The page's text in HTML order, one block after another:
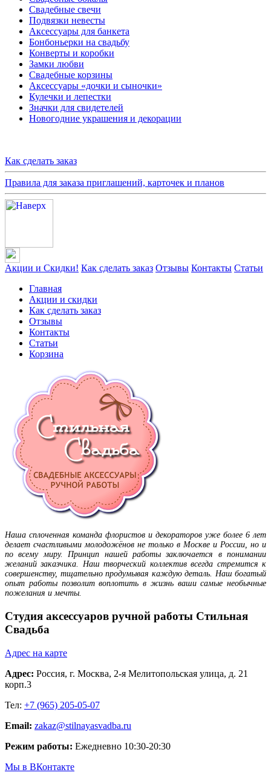
Свадебные свечи
Подвязки невесты
Аксессуары для банкета
Бонбоньерки на свадьбу
Конверты и коробки
Замки любви
Свадебные корзины
Аксессуары «дочки и сыночки»
Кулечки и лепестки
Значки для свидетелей
Новогодние украшения и декорации
Как сделать заказ
Правила для заказа приглашений, карточек и планов
Акции и Скидки! Как сделать заказ Отзывы Контакты Статьи
Главная
Акции и скидки
Как сделать заказ
Отзывы
Контакты
Статьи
Корзина
Наша сплоченная команда флористов и декораторов уже более 6 лет
делает счастливыми молодожёнов не только в Москве и России, но и
по всему миру. Принцип нашей работы заключается в понимании
желаний заказчика. Наш творческий коллектив всегда стремится к
совершенству, тщательно продумывая каждую деталь. Наш богатый
опыт работы позволит воплотить в жизнь ваши самые необычные
пожелания и мечты.
Студия аксессуаров ручной работы Стильная
Свадьба
Адрес на карте
Адрес: Россия, г. Москва, 2-я Мелитопольская улица, д. 21
корп.3
Тел: +7 (965) 205-05-07
Email: zakaz@stilnayasvadba.ru
Режим работы: Ежедневно 10:30-20:30
Мы в ВКонтакте